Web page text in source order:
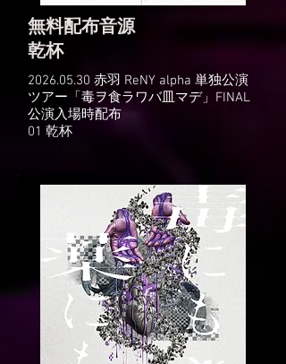
無料配布音源
​乾杯
2026.05.30 赤羽 ReNY alpha 単独公演
ツアー「毒ヲ食ラワバ皿マデ」FINAL
公演入場時配布
01 乾杯